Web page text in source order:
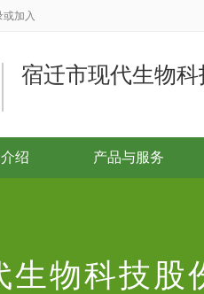
或加入
宿迁市现代生物
绍 产品与服务
生物科技股